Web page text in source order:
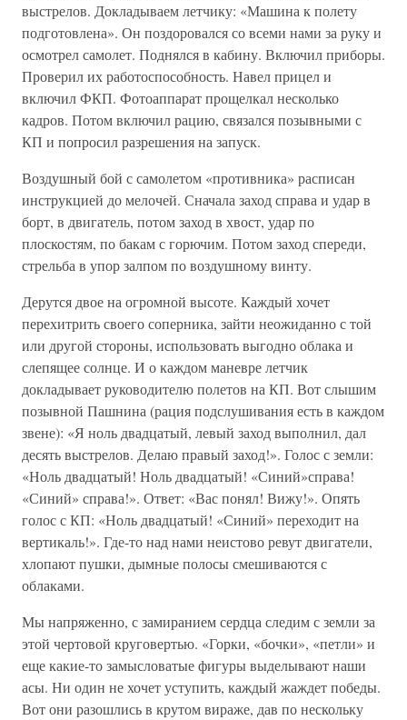
выстрелов. Докладываем летчику: «Машина к полету
подготовлена». Он поздоровался со всеми нами за руку и
осмотрел самолет. Поднялся в кабину. Включил приборы.
Проверил их работоспособность. Навел прицел и
включил ФКП. Фотоаппарат прощелкал несколько
кадров. Потом включил рацию, связался позывными с
КП и попросил разрешения на запуск.
Воздушный бой с самолетом «противника» расписан
инструкцией до мелочей. Сначала заход справа и удар в
борт, в двигатель, потом заход в хвост, удар по
плоскостям, по бакам с горючим. Потом заход спереди,
стрельба в упор залпом по воздушному винту.
Дерутся двое на огромной высоте. Каждый хочет
перехитрить своего соперника, зайти неожиданно с той
или другой стороны, использовать выгодно облака и
слепящее солнце. И о каждом маневре летчик
докладывает руководителю полетов на КП. Вот слышим
позывной Пашнина (рация подслушивания есть в каждом
звене): «Я ноль двадцатый, левый заход выполнил, дал
десять выстрелов. Делаю правый заход!». Голос с земли:
«Ноль двадцатый! Ноль двадцатый! «Синий»справа!
«Синий» справа!». Ответ: «Вас понял! Вижу!». Опять
голос с КП: «Ноль двадцатый! «Синий» переходит на
вертикаль!». Где-то над нами неистово ревут двигатели,
хлопают пушки, дымные полосы смешиваются с
облаками.
Мы напряженно, с замиранием сердца следим с земли за
этой чертовой круговертью. «Горки, «бочки», «петли» и
еще какие-то замысловатые фигуры выделывают наши
асы. Ни один не хочет уступить, каждый жаждет победы.
Вот они разошлись в крутом вираже, дав по нескольку